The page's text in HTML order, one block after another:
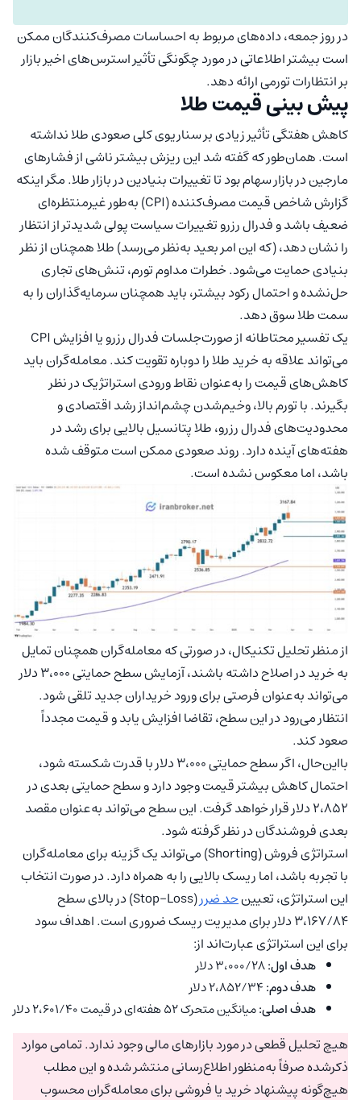
در روز جمعه، داده‌های مربوط به احساسات مصرف‌کنندگان ممکن
است بیشتر اطلاعاتی در مورد چگونگی تأثیر استرس‌های اخیر بازار
بر انتظارات تورمی ارائه دهد.
پیش‌ بینی قیمت طلا
کاهش هفتگی تأثیر زیادی بر سناریوی کلی صعودی طلا نداشته
است. همان‌طور که گفته شد این ریزش بیشتر ناشی از فشارهای
مارجین در بازار سهام بود تا تغییرات بنیادین در بازار طلا. مگر اینکه
گزارش شاخص قیمت مصرف‌کننده (CPI) به‌طور غیرمنتظره‌ای
ضعیف باشد و فدرال رزرو تغییرات سیاست پولی شدیدتر از انتظار
را نشان دهد، (که این امر بعید به‌نظر می‌رسد) طلا همچنان از نظر
بنیادی حمایت می‌شود. خطرات مداوم تورم، تنش‌های تجاری
حل‌نشده و احتمال رکود بیشتر، باید همچنان سرمایه‌گذاران را به
سمت طلا سوق دهد.
یک تفسیر محتاطانه از صورت‌جلسات فدرال رزرو یا افزایش CPI
می‌تواند علاقه به خرید طلا را دوباره تقویت کند. معامله‌گران باید
کاهش‌های قیمت را به‌عنوان نقاط ورودی استراتژیک در نظر
بگیرند. با تورم بالا، وخیم‌شدن چشم‌انداز رشد اقتصادی و
محدودیت‌های فدرال رزرو، طلا پتانسیل بالایی برای رشد در
هفته‌های آینده دارد. روند صعودی ممکن است متوقف شده
باشد، اما معکوس نشده است.
از منظر تحلیل تکنیکال، در صورتی که معامله‌گران همچنان تمایل
به خرید در اصلاح داشته باشند، آزمایش سطح حمایتی ۳،۰۰۰ دلار
می‌تواند به‌عنوان فرصتی برای ورود خریداران جدید تلقی شود.
انتظار می‌رود در این سطح، تقاضا افزایش یابد و قیمت مجدداً
صعود کند.
بااین‌حال، اگر سطح حمایتی ۳،۰۰۰ دلار با قدرت شکسته شود،
احتمال کاهش بیشتر قیمت وجود دارد و سطح حمایتی بعدی در
۲،۸۵۲ دلار قرار خواهد گرفت. این سطح می‌تواند به‌عنوان مقصد
بعدی فروشندگان در نظر گرفته شود.
استراتژی فروش (Shorting) می‌تواند یک گزینه برای معامله‌گران
با تجربه باشد، اما ریسک بالایی را به همراه دارد. در صورت انتخاب
این استراتژی، تعیینحد ضرر
(Stop-Loss) در بالای سطح
۳،۱۶۷/۸۴ دلار برای مدیریت ریسک ضروری است. اهداف سود
برای این استراتژی عبارت‌اند از:
هدف اول:
هدف دوم:
هدف اصلی:میانگین متحرک ۵۲ هفته‌ای در قیمت ۲،۶۰۱/۴۰ دلار
هیچ تحلیل قطعی در مورد بازارهای مالی وجود ندارد. تمامی موارد
ذکرشده صرفاً به‌منظور اطلاع‌رسانی منتشر شده و این مطلب
هیچ‌گونه پیشنهاد خرید یا فروشی برای معامله‌گران محسوب